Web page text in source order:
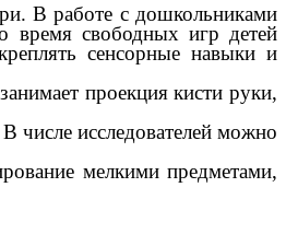
В работе с дошкольниками
время свободных игр детей
сенсорные навыки и
проекция кисти руки,
числе исследователей можно
мелкими предметами,